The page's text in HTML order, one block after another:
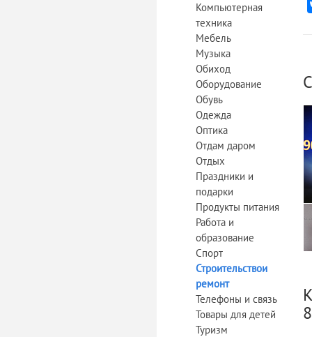
Компьютерная
техника
Мебель
Музыка
Обиход
Оборудование
Обувь
Одежда
Оптика
Отдам даром
Отдых
Праздники и
подарки
Продукты питания
Работа и
образование
Спорт
Строительствои
ремонт
Телефоны и связь
Товары для детей
Туризм